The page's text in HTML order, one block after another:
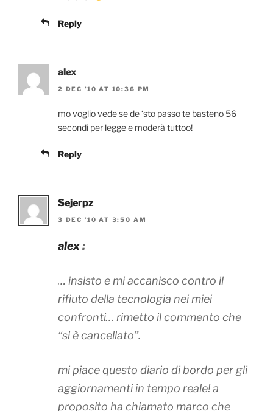
Reply
alex
2 DEC ’10 AT 10:36 PM
mo voglio vede se de ‘sto passo te basteno 56
secondi per legge e moderà tuttoo!
Reply
Sejerpz
3 DEC ’10 AT 3:50 AM
alex:
… insisto e mi accanisco contro il
rifiuto della tecnologia nei miei
confronti… rimetto il commento che
“si è cancellato”.
mi piace questo diario di bordo per gli
aggiornamenti in tempo reale! a
proposito ha chiamato marco che